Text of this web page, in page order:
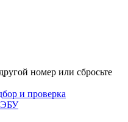
номер или сбросьте